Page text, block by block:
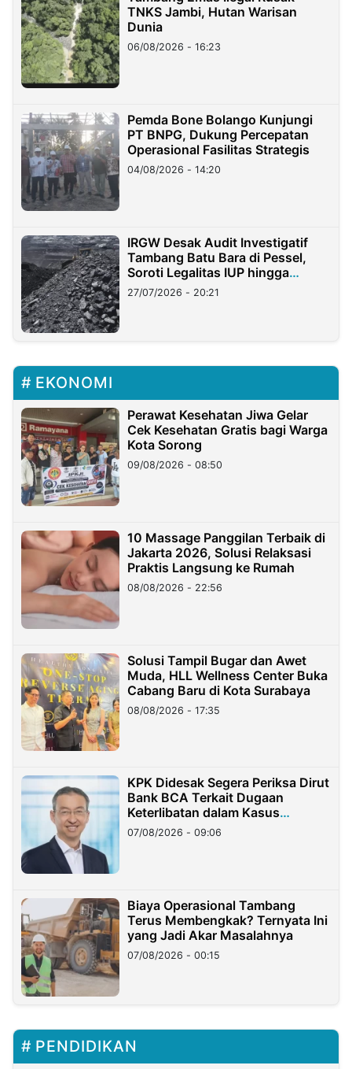
TNKS Jambi, Hutan Warisan
Dunia
06/08/2026 - 16:23
Pemda Bone Bolango Kunjungi
PT BNPG, Dukung Percepatan
Operasional Fasilitas Strategis
04/08/2026 - 14:20
IRGW Desak Audit Investigatif
Tambang Batu Bara di Pessel,
Soroti Legalitas IUP hingga
Stockpile
27/07/2026 - 20:21
EKONOMI
Perawat Kesehatan Jiwa Gelar
Cek Kesehatan Gratis bagi Warga
Kota Sorong
09/08/2026 - 08:50
10 Massage Panggilan Terbaik di
Jakarta 2026, Solusi Relaksasi
Praktis Langsung ke Rumah
08/08/2026 - 22:56
Solusi Tampil Bugar dan Awet
Muda, HLL Wellness Center Buka
Cabang Baru di Kota Surabaya
08/08/2026 - 17:35
KPK Didesak Segera Periksa Dirut
Bank BCA Terkait Dugaan
Keterlibatan dalam Kasus
Hilangnya Dana Nasabah Rp2,58
Miliar
07/08/2026 - 09:06
Biaya Operasional Tambang
Terus Membengkak? Ternyata Ini
yang Jadi Akar Masalahnya
07/08/2026 - 00:15
PENDIDIKAN